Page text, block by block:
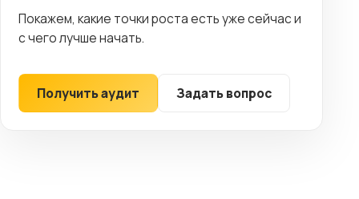
Покажем, какие точки роста есть уже сейчас и
с чего лучше начать.
Получить аудит Задать вопрос